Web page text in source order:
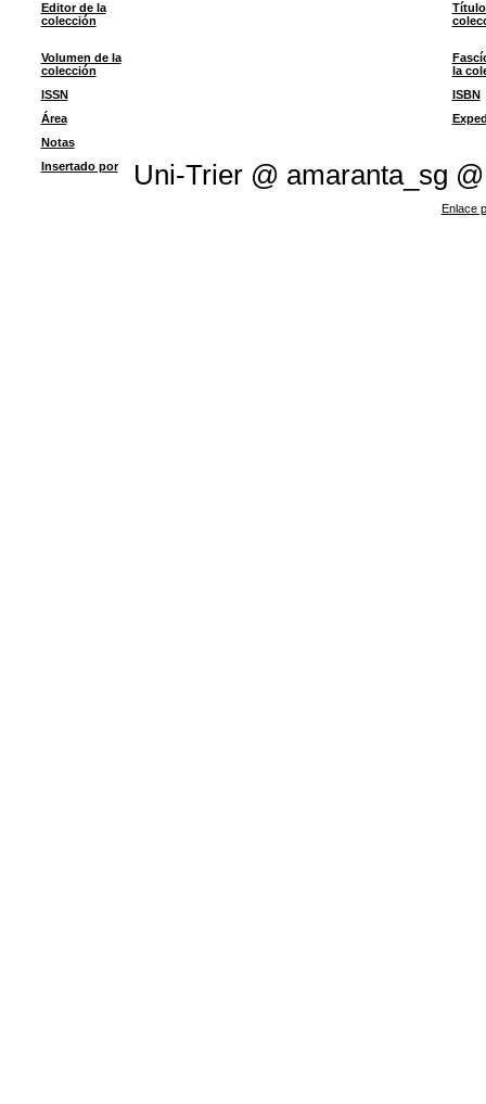
Editor de la
colección
Volumen de la
colección
la
ISSN
ISBN
Área
Notas
Insertado por
Uni-Trier @ amaranta_sg @
Enlace